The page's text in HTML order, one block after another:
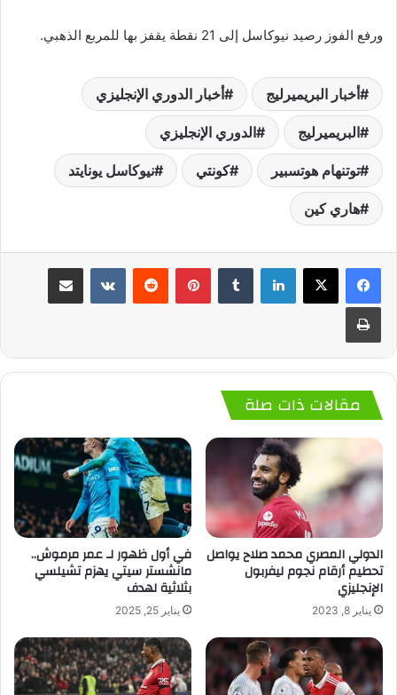
ورفع الفوز رصيد نيوكاسل إلى 21 نقطة يقفز بها للمربع الذهبي.
أخبار البريميرليج أخبار الدوري الإنجليزي
البريميرليج الدوري الإنجليزي
توتنهام هوتسبير كونتي نيوكاسل يونايتد
هاري كين
لينكدإن بينتيريست
مقالات ذات صلة
الدولي المصري محمد صلاح يواصل
تحطيم أرقام نجوم ليفربول
الإنجليزي
يناير 8, 2023
في أول ظهور لـ عمر مرموش..
مانشستر سيتي يهزم تشيلسي
بثلاثية لهدف
يناير 25, 2025